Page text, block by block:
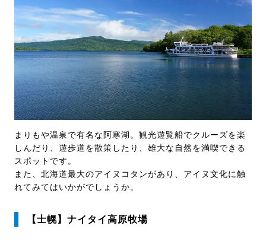
まりもや温泉で有名な阿寒湖。観光遊覧船でクルーズを楽
しんだり、遊歩道を散策したり、雄大な自然を満喫できる
スポットです。
また、北海道最大のアイヌコタンがあり、アイヌ文化に触
れてみてはいかがでしょうか。
【士幌】ナイタイ高原牧場